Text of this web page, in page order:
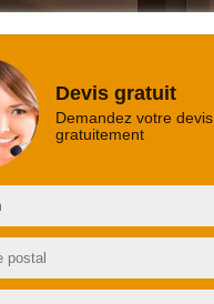
Devis gratuit
Demandez votre devis
gratuitement